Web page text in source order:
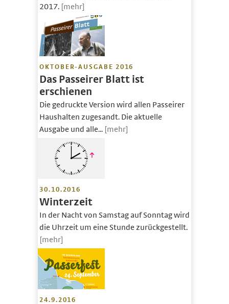
2017. [mehr]
OKTOBER-AUSGABE 2016
Das Passeirer Blatt ist
erschienen
Die gedruckte Version wird allen Passeirer
Haushalten zugesandt. Die aktuelle
Ausgabe und alle... [mehr]
30.10.2016
Winterzeit
In der Nacht von Samstag auf Sonntag wird
die Uhrzeit um eine Stunde zurückgestellt.
[mehr]
24.9.2016